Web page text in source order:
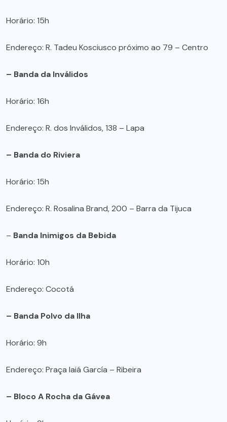
Horário: 15h
Endereço: R. Tadeu Kosciusco próximo ao 79 – Centro
– Banda da Inválidos
Horário: 16h
Endereço: R. dos Inválidos, 138 – Lapa
– Banda do Riviera
Horário: 15h
Endereço: R. Rosalina Brand, 200 – Barra da Tijuca
– Banda Inimigos da Bebida
Horário: 10h
Endereço: Cocotá
– Banda Polvo da Ilha
Horário: 9h
Endereço: Praça Iaiá García – Ribeira
– Bloco A Rocha da Gávea